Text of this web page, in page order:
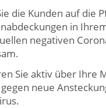
die Kunden auf die
in
negativen
Sie aktiv über Ihre
neue